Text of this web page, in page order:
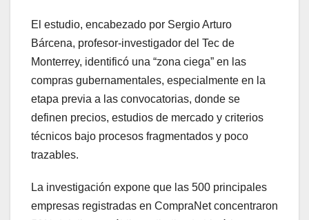
El estudio, encabezado por Sergio Arturo
Bárcena, profesor-investigador del Tec de
Monterrey, identificó una “zona ciega” en las
compras gubernamentales, especialmente en la
etapa previa a las convocatorias, donde se
definen precios, estudios de mercado y criterios
técnicos bajo procesos fragmentados y poco
trazables.
La investigación expone que las 500 principales
empresas registradas en CompraNet concentraron